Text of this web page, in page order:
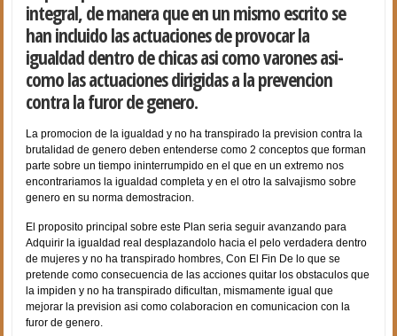
integral, de manera que en un mismo escrito se
han incluido las actuaciones de provocar la
igualdad dentro de chicas asi­ como varones asi­
como las actuaciones dirigidas a la prevencion
contra la furor de genero.
La promocion de la igualdad y no ha transpirado la prevision contra la
brutalidad de genero deben entenderse como 2 conceptos que forman
parte sobre un tiempo ininterrumpido en el que en un extremo nos
encontrariamos la igualdad completa y en el otro la salvajismo sobre
genero en su norma demostracion.
El proposito principal sobre este Plan seri­a seguir avanzando para
Adquirir la igualdad real desplazandolo hacia el pelo verdadera dentro
de mujeres y no ha transpirado hombres, Con El Fin De lo que se
pretende como consecuencia de las acciones quitar los obstaculos que
la impiden y no ha transpirado dificultan, mismamente igual que
mejorar la prevision asi­ como colaboracion en comunicacion con la
furor de genero.